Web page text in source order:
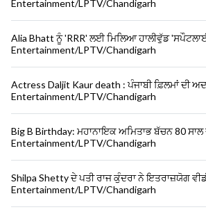
Entertainment/LPTV/Chandigarh
Alia Bhatt ਨੂੰ 'RRR' ਲਈ ਮਿਲਿਆ ਹਾਲੀਵੁੱਡ
Entertainment/LPTV/Chandigarh
Actress Daljit Kaur death : ਪੰਜਾਬੀ ਫ਼ਿਲਮਾਂ ਦੀ
Entertainment/LPTV/Chandigarh
Big B Birthday: ਮਹਾਨਾਇਕ ਅਮਿਤਾਭ ਬੱਚਨ 80
Entertainment/LPTV/Chandigarh
Shilpa Shetty ਦੇ ਪਤੀ ਰਾਜ ਕੁੰਦਰਾ ਨੇ ਇਤਰਾਜ਼ਯੋਗ
Entertainment/LPTV/Chandigarh